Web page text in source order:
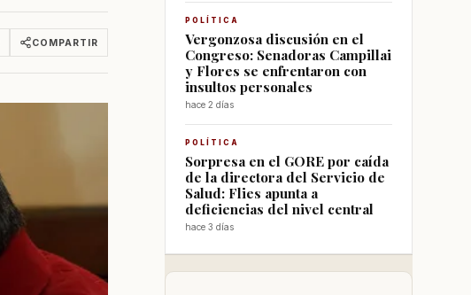
COMPARTIR
POLÍTICA
Vergonzosa discusión en el
Congreso: Senadoras Campillai
y Flores se enfrentaron con
insultos personales
hace 2 días
POLÍTICA
Sorpresa en el GORE por caída
de la directora del Servicio de
Salud: Flies apunta a
deficiencias del nivel central
hace 3 días